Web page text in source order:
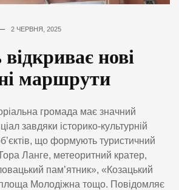
2 ЧЕРВНЯ, 2025
нові
маршрути
громада має значний
завдяки історико-культурній
що формують туристичний
Ланге, метеоритний кратер,
пам’ятник», «Козацький
Молодіжна тощо. Повідомляє